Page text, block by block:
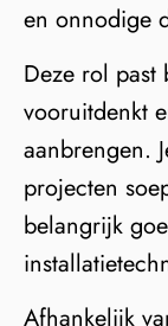
en onnodige
Deze rol past
vooruitdenkt
aanbrengen.
projecten
belangrijk
Afhankelijk